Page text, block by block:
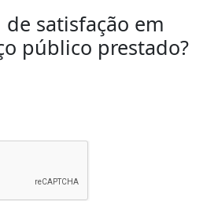
satisfação em
público prestado?